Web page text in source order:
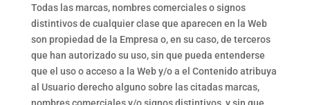
Todas las marcas, nombres comerciales o signos
distintivos de cualquier clase que aparecen en la Web
son propiedad de la Empresa o, en su caso, de terceros
que han autorizado su uso, sin que pueda entenderse
que el uso o acceso a la Web y/o a el Contenido atribuya
al Usuario derecho alguno sobre las citadas marcas,